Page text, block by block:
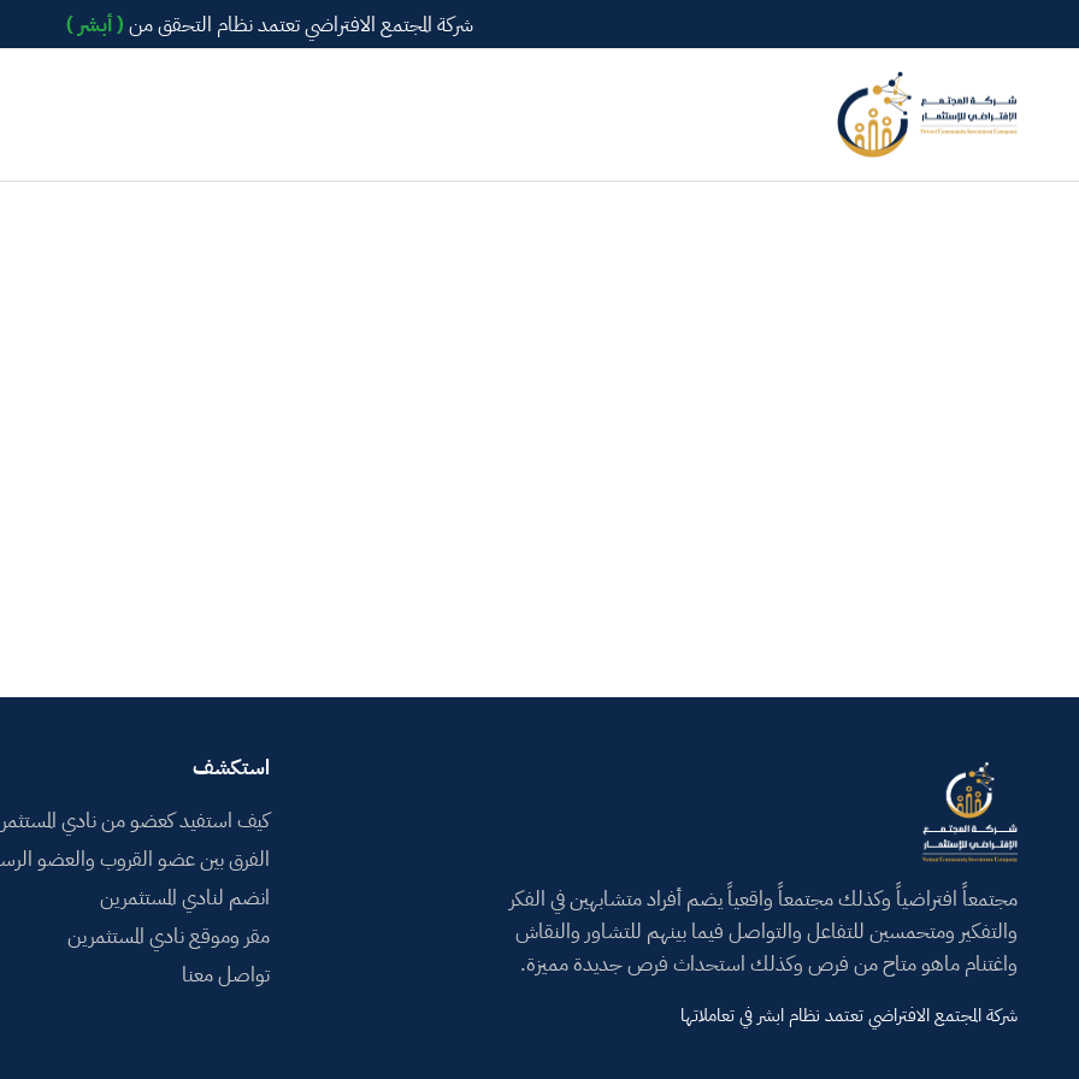
شركة المجتمع الافتراضي تعتمد نظام التحقق من ( أبشر )
مجتمعاً افتراضياً وكذلك مجتمعاً واقعياً يضم أفراد متشابهين في الفكر
والتفكير ومتحمسين للتفاعل والتواصل فيما بينهم للتشاور والنقاش
واغتنام ماهو متاح من فرص وكذلك استحداث فرص جديدة مميزة.
شركة المجتمع الافتراضي تعتمد نظام ابشر في تعاملاتها
استكشف
كيف استفيد كعضو من نادي
الفرق بين عضو القروب والعضو
انضم لنادي المستثمرين
مقر وموقع نادي المستثمرين
تواصل معنا